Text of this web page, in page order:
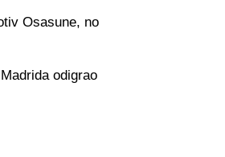
Osasune, no
odigrao